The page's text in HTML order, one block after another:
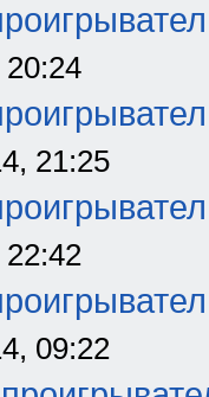
21:25
09:22